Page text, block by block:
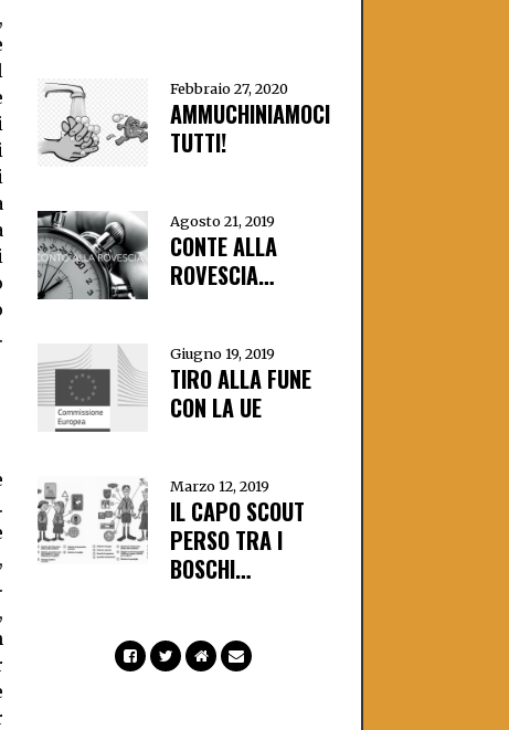
,
.
Febbraio 27, 2020
AMMUCHINIAMOCI
TUTTI!
Agosto 21, 2019
CONTE ALLA
ROVESCIA…
Giugno 19, 2019
TIRO ALLA FUNE
CON LA UE
Marzo 12, 2019
IL CAPO SCOUT
PERSO TRA I
BOSCHI…